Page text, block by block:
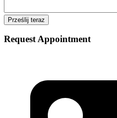
Request Appointment